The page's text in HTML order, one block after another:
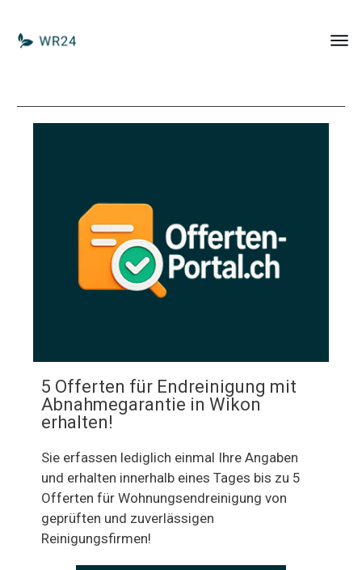
5 Offerten für Endreinigung mit
Abnahmegarantie in Wikon
erhalten!
Sie erfassen lediglich einmal Ihre Angaben
und erhalten innerhalb eines Tages bis zu 5
Offerten für Wohnungsendreinigung von
geprüften und zuverlässigen
Reinigungsfirmen!